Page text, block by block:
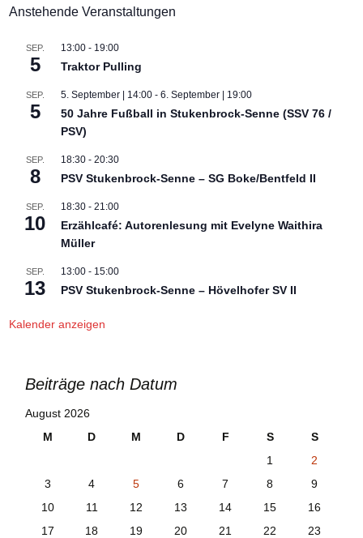
Anstehende Veranstaltungen
SEP.
5
13:00 - 19:00
Traktor Pulling
SEP.
5
5. September | 14:00 -6. September | 19:00
50 Jahre Fußball in Stukenbrock-Senne (SSV 76 /
PSV)
SEP.
8
18:30 -20:30
PSV Stukenbrock-Senne – SG Boke/Bentfeld II
SEP.
10
18:30 -21:00
Erzählcafé: Autorenlesung mit Evelyne Waithira
Müller
SEP.
13
13:00 - 15:00
PSV Stukenbrock-Senne – Hövelhofer SV II
Kalender anzeigen
Beiträge nach Datum
August 2026
M
D M D F S
S
1
2
3
4 5 6 7 8
9
10
11 12 13 14 15
16
17
18 19 20 21 22
23